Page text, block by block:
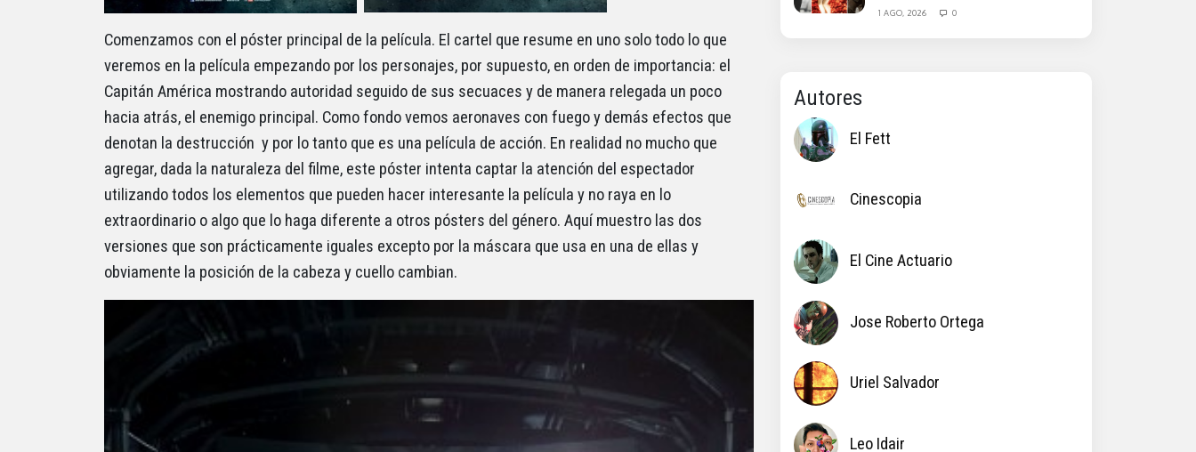
Comenzamos con el póster principal de la película. El cartel que resume en uno solo todo lo que
veremos en la película empezando por los personajes, por supuesto, en orden de importancia: el
Capitán América mostrando autoridad seguido de sus secuaces y de manera relegada un poco
hacia atrás, el enemigo principal. Como fondo vemos aeronaves con fuego y demás efectos que
denotan la destrucción y por lo tanto que es una película de acción. En realidad no mucho que
agregar, dada la naturaleza del filme, este póster intenta captar la atención del espectador
utilizando todos los elementos que pueden hacer interesante la película y no raya en lo
extraordinario o algo que lo haga diferente a otros pósters del género. Aquí muestro las dos
versiones que son prácticamente iguales excepto por la máscara que usa en una de ellas y
obviamente la posición de la cabeza y cuello cambian.
1 AGO, 2026 0
Autores
El Fett
Cinescopia
El Cine Actuario
Jose Roberto Ortega
Uriel Salvador
Leo Idair